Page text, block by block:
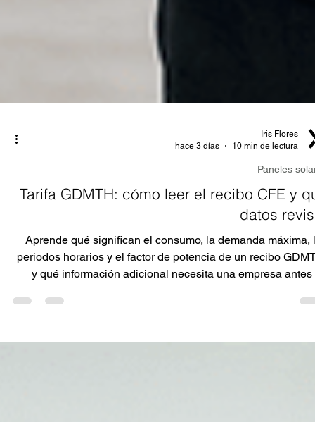
10 min de lectura
Paneles
Tarifa GDMTH: cómo leer el recibo CFE y
datos
Aprende qué significan el consumo, la demanda máxima,
y qué información adicional necesita una empresa antes
evaluar soluciones